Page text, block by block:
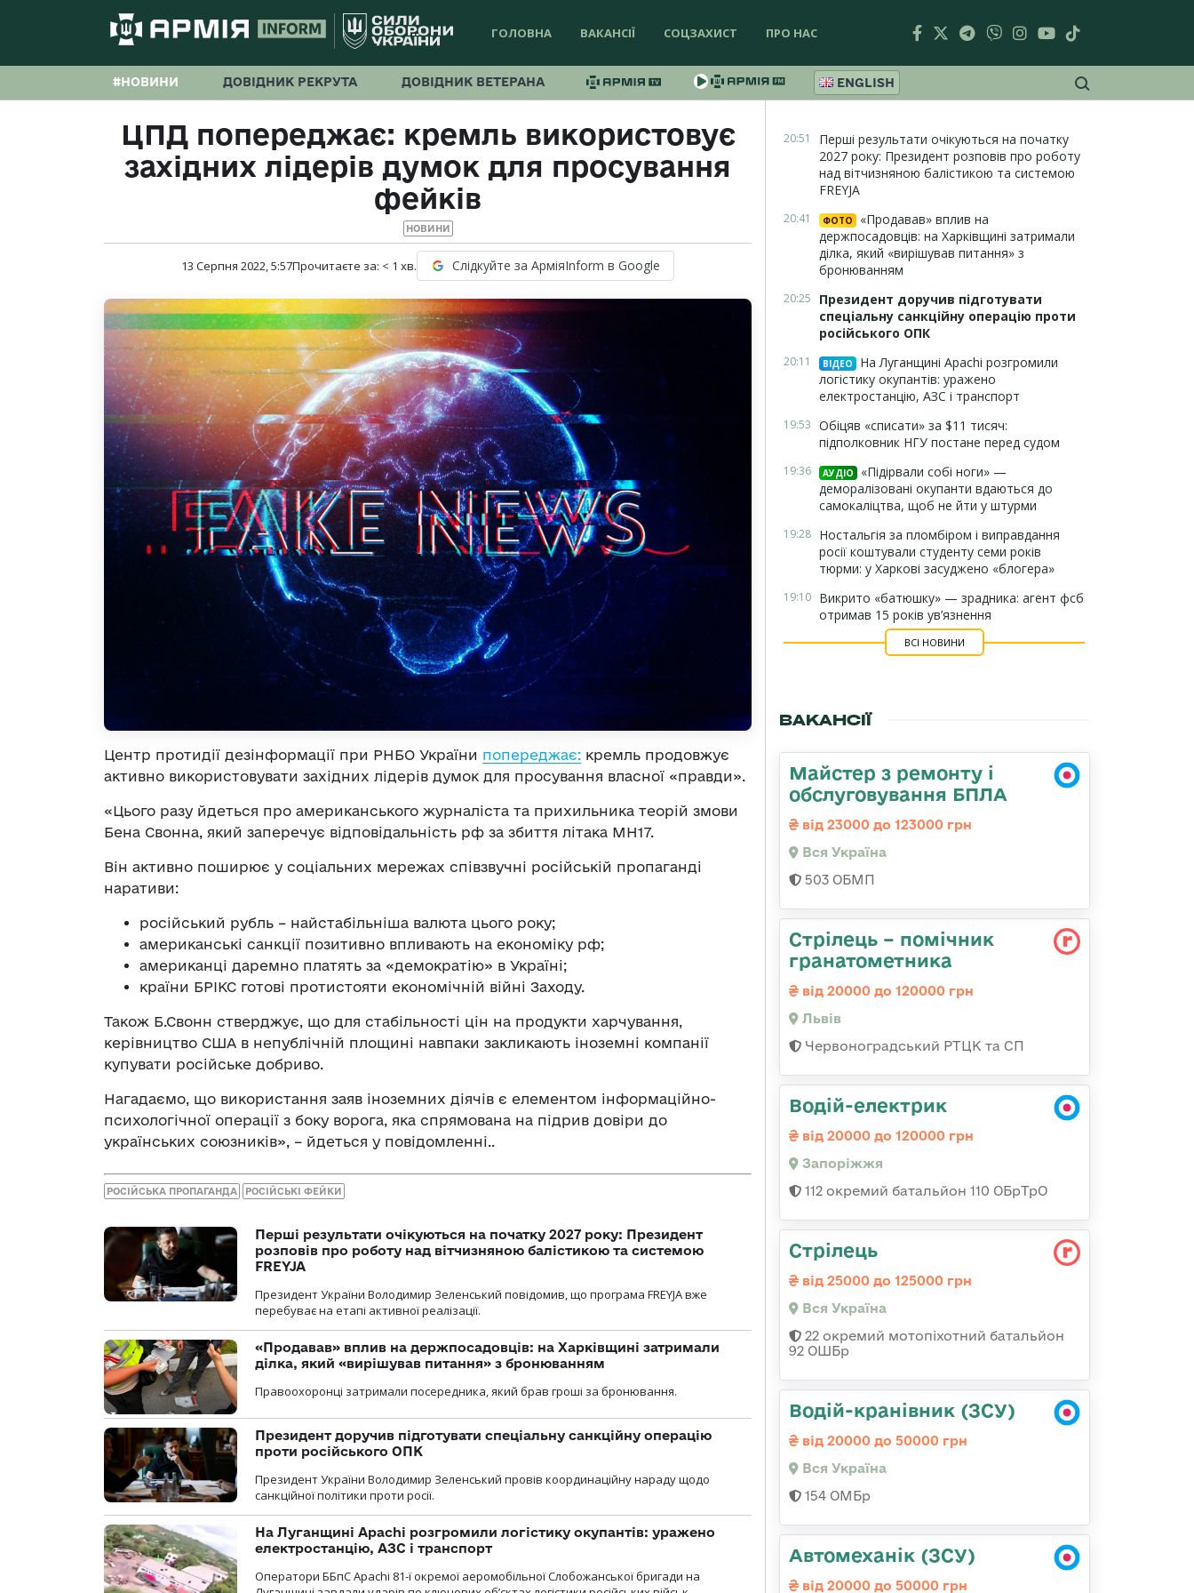
ГОЛОВНА ВАКАНСІЇ СОЦЗАХИСТ ПРО НАС
#НОВИНИ ДОВІДНИК РЕКРУТА ДОВІДНИК ВЕТЕРАНА ENGLISH
ЦПД попереджає: кремль використовує
західних лідерів думок для просування
фейків
НОВИНИ
13 Серпня 2022, 5:57Прочитаєте за: < 1 хв. Слідкуйте за АрміяInform в Google
Центр протидії дезінформації при РНБО України попереджає: кремль продовжує
активно використовувати західних лідерів думок для просування власної «правди».
«Цього разу йдеться про американського журналіста та прихильника теорій змови
Бена Свонна, який заперечує відповідальність рф за збиття літака МН17.
Він активно поширює у соціальних мережах співзвучні російській пропаганді
наративи:
російський рубль – найстабільніша валюта цього року;
американські санкції позитивно впливають на економіку рф;
американці даремно платять за «демократію» в Україні;
країни БРІКС готові протистояти економічній війні Заходу.
Також Б.Свонн стверджує, що для стабільності цін на продукти харчування,
керівництво США в непублічній площині навпаки закликають іноземні компанії
купувати російське добриво.
Нагадаємо, що використання заяв іноземних діячів є елементом інформаційно-
психологічної операції з боку ворога, яка спрямована на підрив довіри до
українських союзників», – йдеться у повідомленні..
РОСІЙСЬКА ПРОПАГАНДА РОСІЙСЬКІ ФЕЙКИ
Перші результати очікуються на початку 2027 року: Президент
розповів про роботу над вітчизняною балістикою та системою
FREYJA
Президент України Володимир Зеленський повідомив, що програма FREYJA вже
перебуває на етапі активної реалізації.
«Продавав» вплив на держпосадовців: на Харківщині затримали
ділка, який «вирішував питання» з бронюванням
Правоохоронці затримали посередника, який брав гроші за бронювання.
Президент доручив підготувати спеціальну санкційну операцію
проти російського ОПК
Президент України Володимир Зеленський провів координаційну нараду щодо
санкційної політики проти росії.
На Луганщині Apachi розгромили логістику окупантів: уражено
електростанцію, АЗС і транспорт
Оператори ББпС Apachi 81-ї окремої аеромобільної Слобожанської бригади на
20:51
Перші результати очікуються на початку
2027 року: Президент розповів про роботу
над вітчизняною балістикою та системою
FREYJA
20:41 ФОТО
«Продавав» вплив на
держпосадовців: на Харківщині затримали
ділка, який «вирішував питання» з
бронюванням
20:25
Президент доручив підготувати
спеціальну санкційну операцію проти
російського ОПК
20:11 ВІДЕО
На Луганщині Apachi розгромили
логістику окупантів: уражено
електростанцію, АЗС і транспорт
19:53 Обіцяв «списати» за $11 тисяч:
підполковник НГУ постане перед судом
19:36 АУДІО
«Підірвали собі ноги» —
деморалізовані окупанти вдаються до
самокаліцтва, щоб не йти у штурми
19:28 Ностальгія за пломбіром і виправдання
росії коштували студенту семи років
тюрми: у Харкові засуджено «блогера»
19:10 Викрито «батюшку» — зрадника: агент фсб
отримав 15 років ув’язнення
ВСІ НОВИНИ
ВАКАНСІЇ
Майстер з ремонту і
обслуговування БПЛА
від 23000 до 123000 грн
Вся Україна
503 ОБМП
Стрілець – помічник
гранатометника
від 20000 до 120000 грн
Львів
Червоноградський РТЦК та СП
Водій-електрик
від 20000 до 120000 грн
Запоріжжя
112 окремий батальйон 110 ОБрТрО
Стрілець
від 25000 до 125000 грн
Вся Україна
22 окремий мотопіхотний батальйон
92 ОШБр
Водій-кранівник (ЗСУ)
від 20000 до 50000 грн
Вся Україна
154 ОМБр
Автомеханік (ЗСУ)
від 20000 до 50000 грн